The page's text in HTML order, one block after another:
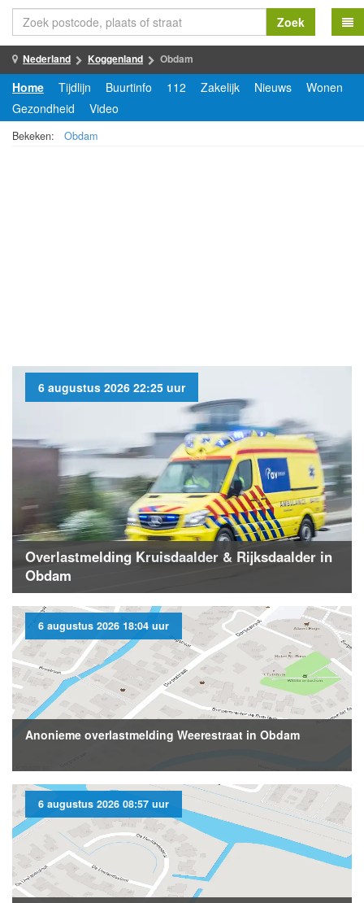
Zoek
Nederland Koggenland Obdam
Home Tijdlijn Buurtinfo 112 Zakelijk Nieuws
Wonen
Gezondheid
Video
Bekeken: Obdam
6 augustus 2026 22:25 uur
Overlastmelding Kruisdaalder & Rijksdaalder in
Obdam
6 augustus 2026 18:04 uur
Anonieme overlastmelding Weerestraat in Obdam
6 augustus 2026 08:57 uur